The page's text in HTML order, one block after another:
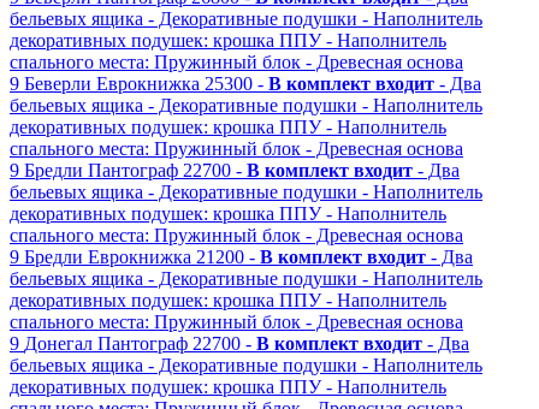
бельевых ящика - Декоративные подушки - Наполнитель
декоративных подушек: крошка ППУ - Наполнитель
спального места: Пружинный блок - Древесная основа
9 Беверли Еврокнижка 25300 - В комплект входит - Два
бельевых ящика - Декоративные подушки - Наполнитель
декоративных подушек: крошка ППУ - Наполнитель
спального места: Пружинный блок - Древесная основа
9 Бредли Пантограф 22700 - В комплект входит - Два
бельевых ящика - Декоративные подушки - Наполнитель
декоративных подушек: крошка ППУ - Наполнитель
спального места: Пружинный блок - Древесная основа
9 Бредли Еврокнижка 21200 - В комплект входит - Два
бельевых ящика - Декоративные подушки - Наполнитель
декоративных подушек: крошка ППУ - Наполнитель
спального места: Пружинный блок - Древесная основа
9 Донегал Пантограф 22700 - В комплект входит - Два
бельевых ящика - Декоративные подушки - Наполнитель
декоративных подушек: крошка ППУ - Наполнитель